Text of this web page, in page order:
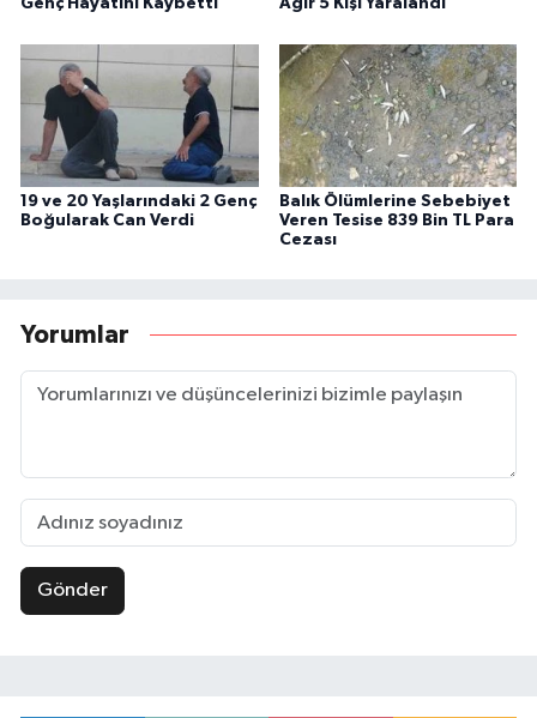
Genç Hayatını Kaybetti Ağır 5 Kişi Yaralandı
19 ve 20 Yaşlarındaki 2 Genç
Boğularak Can Verdi
Balık Ölümlerine Sebebiyet
Veren Tesise 839 Bin TL Para
Cezası
Yorumlar
Gönder